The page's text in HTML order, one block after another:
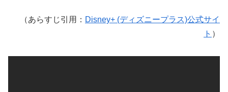
（あらすじ引用： Disney+ (ディズニープラス)公式サイ
ト ）